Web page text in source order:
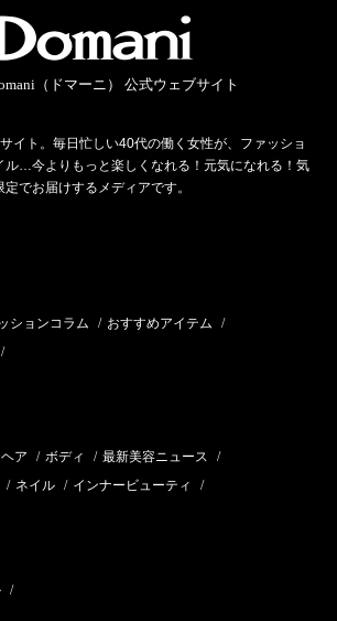
（ドマーニ） 公式ウェブサイト
イト。毎日忙しい40代の働く女性が、ファッショ
ル…今よりもっと楽しくなれる！元気になれる！気
でお届けするメディアです。
ションコラム / おすすめアイテム /
/
ヘア / ボディ / 最新美容ニュース /
/ ネイル / インナービューティ /
/